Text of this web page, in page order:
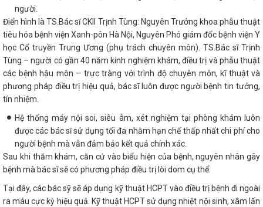
người.
Điển hình là TS.Bác sĩ CKII Trịnh Tùng: Nguyên Trưởng khoa phẫu thuật
tiêu hóa bệnh viện Xanh-pôn Hà Nội, Nguyên Phó giám đốc bệnh viện Y
học Cổ truyền Trung Ương (phụ trách chuyên môn). TS.Bác sĩ Trịnh
Tùng – người có gần 40 năm kinh nghiệm khám, điều trị và phẫu thuật
các bệnh hậu môn – trực tràng với trình độ chuyên môn, kĩ thuật và
phương pháp điều trị hiệu quả, bác sĩ luôn được người bệnh tin tưởng,
tín nhiệm.
Hệ thống máy nội soi, siêu âm, xét nghiệm tại phòng khám luôn
được các bác sĩ sử dụng tối đa nhằm hạn chế thấp nhất chi phí cho
người bệnh mà vẫn đảm bảo kết quả chính xác.
Sau khi thăm khám, căn cứ vào biểu hiện của bệnh, nguyên nhân gây
bệnh mà bác sĩ sẽ có phương pháp điều trị lòi dom cụ thể.
Tại đây, các bác sỹ sẽ áp dụng kỹ thuật HCPT vào điều trị bệnh đi ngoài
ra máu cực kỳ hiệu quả. Kỹ thuật HCPT sử dụng nhiệt nội sinh, xâm lấn